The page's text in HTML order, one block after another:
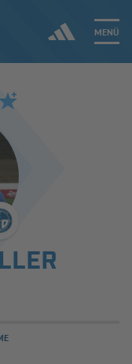
MENÜ
Jetzt einloggen